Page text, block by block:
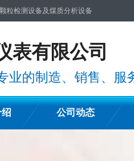
粒检测设备及煤质分析设备
表有限公司
业的制造、销售、服
绍 公司动态